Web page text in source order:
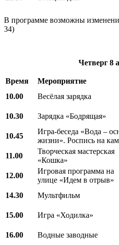
В программе возможны
34)
Четверг 8
Время Мероприятие
10.00
Весёлая зарядка
10.30
Зарядка «Бодрящая»
10.45
Игра-беседа «Вода –
жизни». Роспись на
11.00
Творческая мастерская
«Кошка»
12.00
Игровая программа на
улице «Идем в отрыв»
14.30
Мультфильм
15.00
Игра «Ходилка»
16.00
Водные заводные